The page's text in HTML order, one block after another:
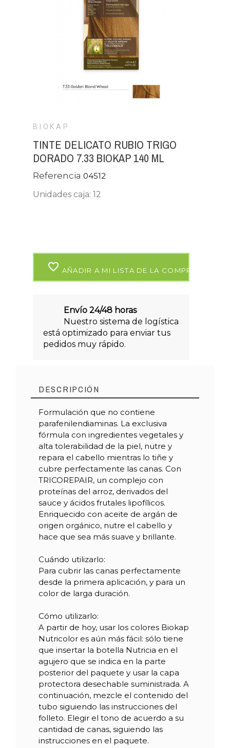
BIOKAP
TINTE DELICATO RUBIO TRIGO
DORADO 7.33 BIOKAP 140 ML
Referencia04512
Unidades caja: 12
favorite_border AÑADIR A MI LISTA DE LA COMPRA
Envío 24/48 horas
Nuestro sistema de logística
está optimizado para enviar tus
pedidos muy rápido.
DESCRIPCIÓN
Formulación que no contiene
parafenilendiaminas. La exclusiva
fórmula con ingredientes vegetales y
alta tolerabilidad de la piel, nutre y
repara el cabello mientras lo tiñe y
cubre perfectamente las canas. Con
TRICOREPAIR, un complejo con
proteínas del arroz, derivados del
sauce y ácidos frutales lipofílicos.
Enriquecido con aceite de argán de
origen orgánico, nutre el cabello y
hace que sea más suave y brillante.
Cuándo utilizarlo:
Para cubrir las canas perfectamente
desde la primera aplicación, y para un
color de larga duración.
Cómo utilizarlo:
A partir de hoy, usar los colores Biokap
Nutricolor es aún más fácil: sólo tiene
que insertar la botella Nutricia en el
agujero que se indica en la parte
posterior del paquete y usar la capa
protectora desechable suministrada. A
continuación, mezcle el contenido del
tubo siguiendo las instrucciones del
folleto. Elegir el tono de acuerdo a su
cantidad de canas, siguiendo las
instrucciones en el paquete.
Referencia04512